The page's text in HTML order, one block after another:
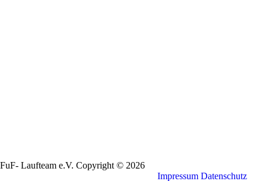
FuF- Laufteam e.V. Copyright © 2026
Impressum Datenschutz